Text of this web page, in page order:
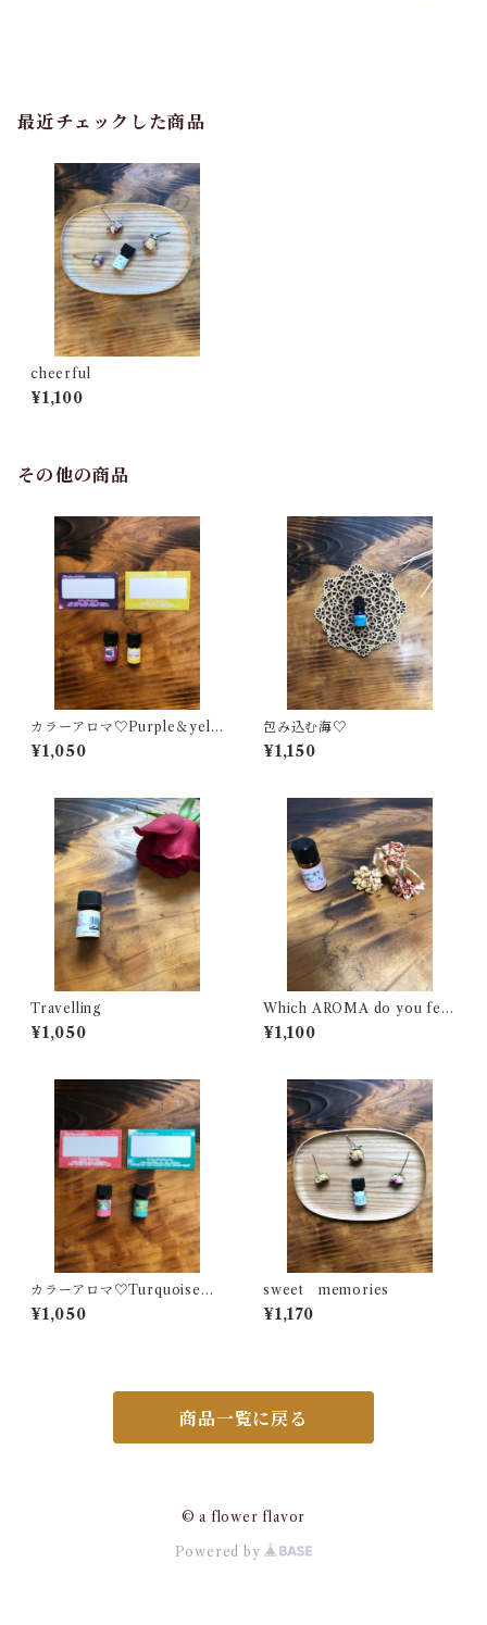
最近チェックした商品
cheerful
¥1,100
その他の商品
カラーアロマ♡Purple＆yell
ow
¥1,050
包み込む海♡
¥1,150
Travelling
¥1,050
Which AROMA do you feel
now?
¥1,100
カラーアロマ♡Turquoise＆
Coral
¥1,050
sweet memories
¥1,170
商品一覧に戻る
© a flower flavor
Powered by